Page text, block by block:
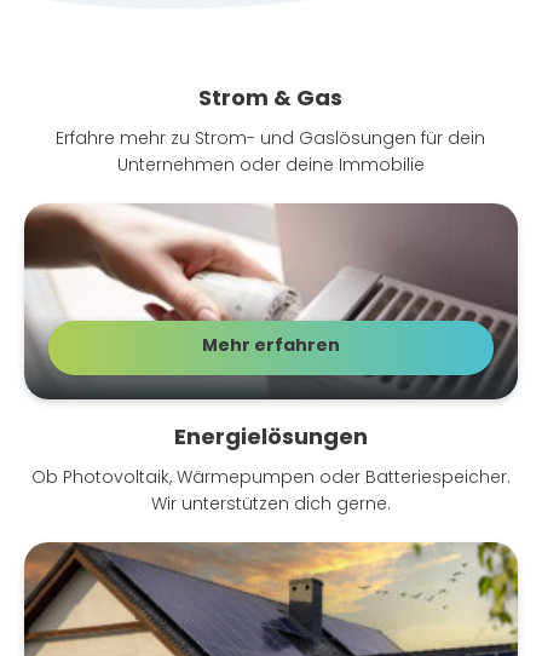
Strom & Gas
Erfahre mehr zu Strom- und Gaslösungen für dein
Unternehmen oder deine Immobilie
Mehr erfahren
Geschaeftskunden Oekostrom&Gas
Energielösungen
Ob Photovoltaik, Wärmepumpen oder Batteriespeicher.
Wir unterstützen dich gerne.